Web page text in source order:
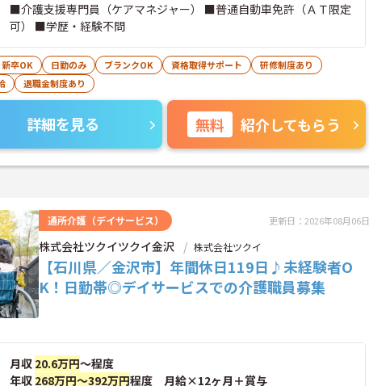
■介護支援専門員（ケアマネジャー） ■普通自動車免許（ＡＴ限定
可） ■学歴・経験不問
新卒OK 日勤のみ ブランクOK 資格取得サポート
研修制度あり
退職金制度あり
詳細を見る 無料 紹介してもらう
通所介護（デイサービス） 更新日：2026年08月06日
株式会社ツクイツクイ金沢 株式会社ツクイ
【石川県／金沢市】年間休日119日♪未経験者O
K！日勤帯◎デイサービスでの介護職員募集
月収 20.6万円～程度
年収 268万円～392万円程度 月給×12ヶ月＋賞与